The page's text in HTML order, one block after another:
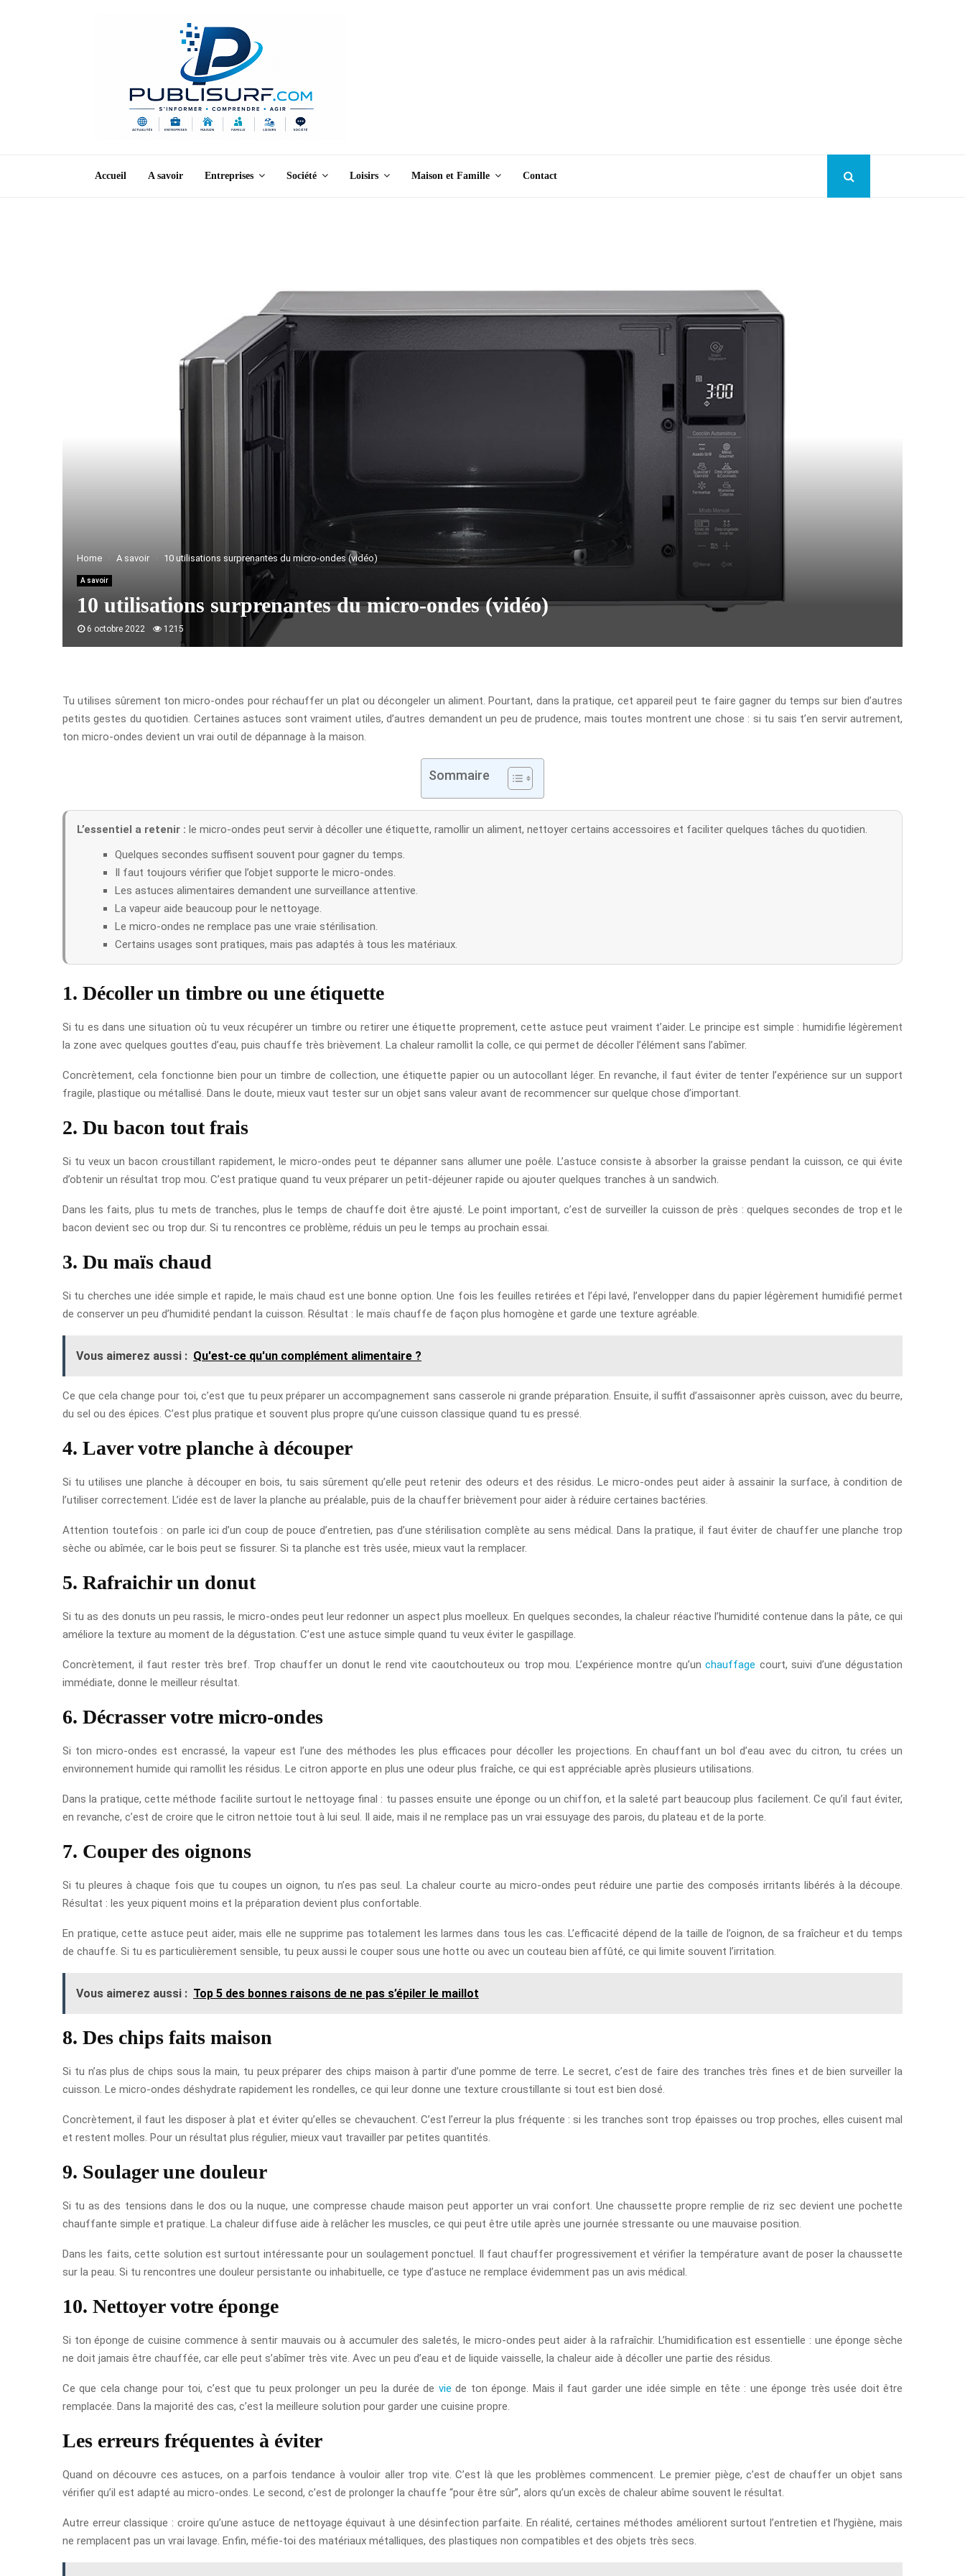
Accueil A savoir Entreprises Société Loisirs Maison et Famille Contact
Home A savoir 10 utilisations surprenantes du micro-ondes (vidéo)
A savoir
10 utilisations surprenantes du micro-ondes (vidéo)
6 octobre 2022 1215
Tu utilises sûrement ton micro-ondes pour réchauffer un plat ou décongeler un aliment. Pourtant, dans la pratique, cet appareil peut te faire gagner du temps sur bien d’autres
petits gestes du quotidien. Certaines astuces sont vraiment utiles, d’autres demandent un peu de prudence, mais toutes montrent une chose : si tu sais t’en servir autrement,
ton micro-ondes devient un vrai outil de dépannage à la maison.
Sommaire
L’essentiel a retenir : le micro-ondes peut servir à décoller une étiquette, ramollir un aliment, nettoyer certains accessoires et faciliter quelques tâches du quotidien.
Quelques secondes suffisent souvent pour gagner du temps.
Il faut toujours vérifier que l’objet supporte le micro-ondes.
Les astuces alimentaires demandent une surveillance attentive.
La vapeur aide beaucoup pour le nettoyage.
Le micro-ondes ne remplace pas une vraie stérilisation.
Certains usages sont pratiques, mais pas adaptés à tous les matériaux.
1. Décoller un timbre ou une étiquette
Si tu es dans une situation où tu veux récupérer un timbre ou retirer une étiquette proprement, cette astuce peut vraiment t’aider. Le principe est simple : humidifie légèrement
la zone avec quelques gouttes d’eau, puis chauffe très brièvement. La chaleur ramollit la colle, ce qui permet de décoller l’élément sans l’abîmer.
Concrètement, cela fonctionne bien pour un timbre de collection, une étiquette papier ou un autocollant léger. En revanche, il faut éviter de tenter l’expérience sur un support
fragile, plastique ou métallisé. Dans le doute, mieux vaut tester sur un objet sans valeur avant de recommencer sur quelque chose d’important.
2. Du bacon tout frais
Si tu veux un bacon croustillant rapidement, le micro-ondes peut te dépanner sans allumer une poêle. L’astuce consiste à absorber la graisse pendant la cuisson, ce qui évite
d’obtenir un résultat trop mou. C’est pratique quand tu veux préparer un petit-déjeuner rapide ou ajouter quelques tranches à un sandwich.
Dans les faits, plus tu mets de tranches, plus le temps de chauffe doit être ajusté. Le point important, c’est de surveiller la cuisson de près : quelques secondes de trop et le
bacon devient sec ou trop dur. Si tu rencontres ce problème, réduis un peu le temps au prochain essai.
3. Du maïs chaud
Si tu cherches une idée simple et rapide, le maïs chaud est une bonne option. Une fois les feuilles retirées et l’épi lavé, l’envelopper dans du papier légèrement humidifié permet
de conserver un peu d’humidité pendant la cuisson. Résultat : le maïs chauffe de façon plus homogène et garde une texture agréable.
Vous aimerez aussi : Qu'est-ce qu'un complément alimentaire ?
Ce que cela change pour toi, c’est que tu peux préparer un accompagnement sans casserole ni grande préparation. Ensuite, il suffit d’assaisonner après cuisson, avec du beurre,
du sel ou des épices. C’est plus pratique et souvent plus propre qu’une cuisson classique quand tu es pressé.
4. Laver votre planche à découper
Si tu utilises une planche à découper en bois, tu sais sûrement qu’elle peut retenir des odeurs et des résidus. Le micro-ondes peut aider à assainir la surface, à condition de
l’utiliser correctement. L’idée est de laver la planche au préalable, puis de la chauffer brièvement pour aider à réduire certaines bactéries.
Attention toutefois : on parle ici d’un coup de pouce d’entretien, pas d’une stérilisation complète au sens médical. Dans la pratique, il faut éviter de chauffer une planche trop
sèche ou abîmée, car le bois peut se fissurer. Si ta planche est très usée, mieux vaut la remplacer.
5. Rafraichir un donut
Si tu as des donuts un peu rassis, le micro-ondes peut leur redonner un aspect plus moelleux. En quelques secondes, la chaleur réactive l’humidité contenue dans la pâte, ce qui
améliore la texture au moment de la dégustation. C’est une astuce simple quand tu veux éviter le gaspillage.
Concrètement, il faut rester très bref. Trop chauffer un donut le rend vite caoutchouteux ou trop mou. L’expérience montre qu’un chauffage court, suivi d’une dégustation
immédiate, donne le meilleur résultat.
6. Décrasser votre micro-ondes
Si ton micro-ondes est encrassé, la vapeur est l’une des méthodes les plus efficaces pour décoller les projections. En chauffant un bol d’eau avec du citron, tu crées un
environnement humide qui ramollit les résidus. Le citron apporte en plus une odeur plus fraîche, ce qui est appréciable après plusieurs utilisations.
Dans la pratique, cette méthode facilite surtout le nettoyage final : tu passes ensuite une éponge ou un chiffon, et la saleté part beaucoup plus facilement. Ce qu’il faut éviter,
en revanche, c’est de croire que le citron nettoie tout à lui seul. Il aide, mais il ne remplace pas un vrai essuyage des parois, du plateau et de la porte.
7. Couper des oignons
Si tu pleures à chaque fois que tu coupes un oignon, tu n’es pas seul. La chaleur courte au micro-ondes peut réduire une partie des composés irritants libérés à la découpe.
Résultat : les yeux piquent moins et la préparation devient plus confortable.
En pratique, cette astuce peut aider, mais elle ne supprime pas totalement les larmes dans tous les cas. L’efficacité dépend de la taille de l’oignon, de sa fraîcheur et du temps
de chauffe. Si tu es particulièrement sensible, tu peux aussi le couper sous une hotte ou avec un couteau bien affûté, ce qui limite souvent l’irritation.
Vous aimerez aussi : Top 5 des bonnes raisons de ne pas s’épiler le maillot
8. Des chips faits maison
Si tu n’as plus de chips sous la main, tu peux préparer des chips maison à partir d’une pomme de terre. Le secret, c’est de faire des tranches très fines et de bien surveiller la
cuisson. Le micro-ondes déshydrate rapidement les rondelles, ce qui leur donne une texture croustillante si tout est bien dosé.
Concrètement, il faut les disposer à plat et éviter qu’elles se chevauchent. C’est l’erreur la plus fréquente : si les tranches sont trop épaisses ou trop proches, elles cuisent mal
et restent molles. Pour un résultat plus régulier, mieux vaut travailler par petites quantités.
9. Soulager une douleur
Si tu as des tensions dans le dos ou la nuque, une compresse chaude maison peut apporter un vrai confort. Une chaussette propre remplie de riz sec devient une pochette
chauffante simple et pratique. La chaleur diffuse aide à relâcher les muscles, ce qui peut être utile après une journée stressante ou une mauvaise position.
Dans les faits, cette solution est surtout intéressante pour un soulagement ponctuel. Il faut chauffer progressivement et vérifier la température avant de poser la chaussette
sur la peau. Si tu rencontres une douleur persistante ou inhabituelle, ce type d’astuce ne remplace évidemment pas un avis médical.
10. Nettoyer votre éponge
Si ton éponge de cuisine commence à sentir mauvais ou à accumuler des saletés, le micro-ondes peut aider à la rafraîchir. L’humidification est essentielle : une éponge sèche
ne doit jamais être chauffée, car elle peut s’abîmer très vite. Avec un peu d’eau et de liquide vaisselle, la chaleur aide à décoller une partie des résidus.
Ce que cela change pour toi, c’est que tu peux prolonger un peu la durée de vie de ton éponge. Mais il faut garder une idée simple en tête : une éponge très usée doit être
remplacée. Dans la majorité des cas, c’est la meilleure solution pour garder une cuisine propre.
Les erreurs fréquentes à éviter
Quand on découvre ces astuces, on a parfois tendance à vouloir aller trop vite. C’est là que les problèmes commencent. Le premier piège, c’est de chauffer un objet sans
vérifier qu’il est adapté au micro-ondes. Le second, c’est de prolonger la chauffe “pour être sûr”, alors qu’un excès de chaleur abîme souvent le résultat.
Autre erreur classique : croire qu’une astuce de nettoyage équivaut à une désinfection parfaite. En réalité, certaines méthodes améliorent surtout l’entretien et l’hygiène, mais
ne remplacent pas un vrai lavage. Enfin, méfie-toi des matériaux métalliques, des plastiques non compatibles et des objets très secs.